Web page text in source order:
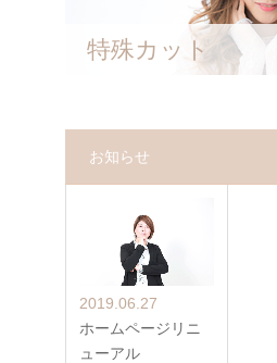
特殊カット
お知らせ
2019.06.27
ホームページリニ
ューアル